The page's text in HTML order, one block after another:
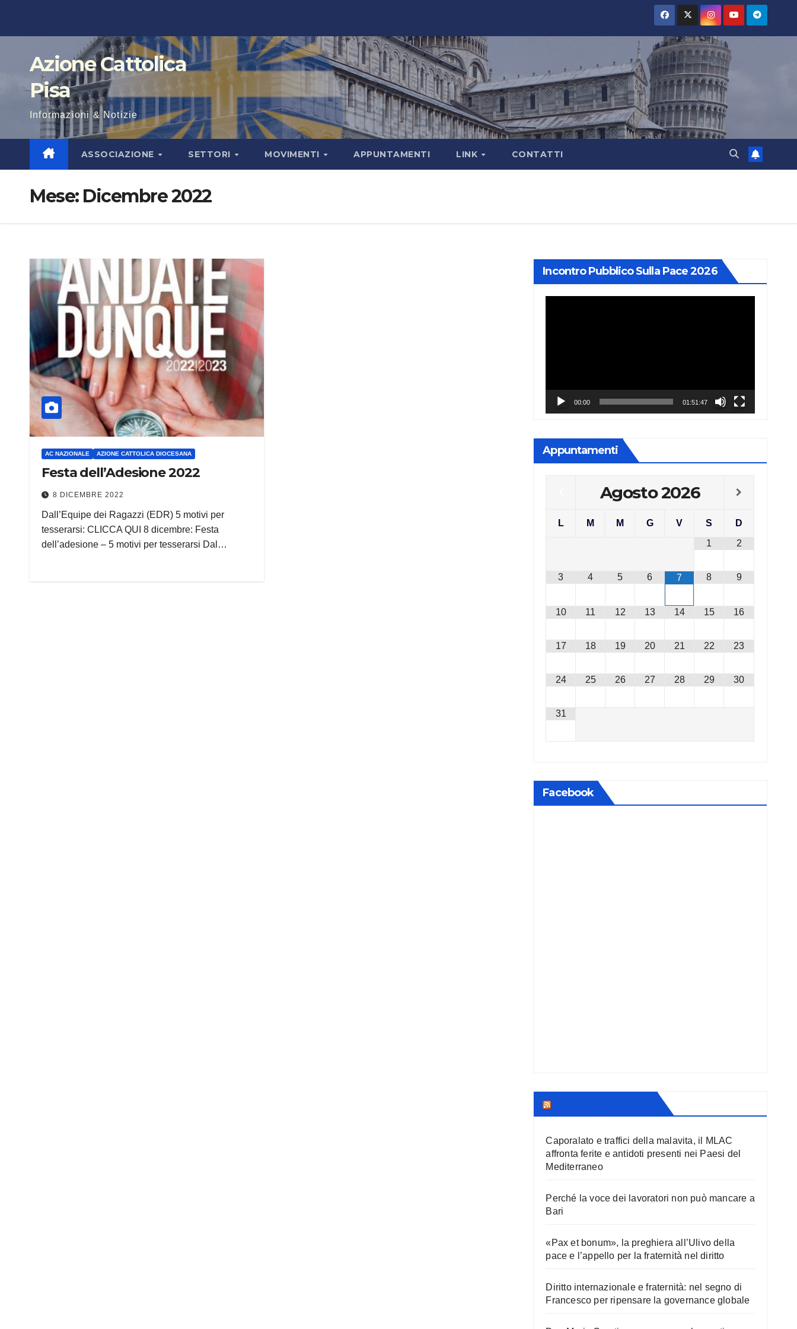
Azione Cattolica
Pisa
Informazioni & Notizie
ASSOCIAZIONE SETTORI MOVIMENTI APPUNTAMENTI LINK CONTATTI
Mese: Dicembre 2022
AC NAZIONALE AZIONE CATTOLICA DIOCESANA
Festa dell’Adesione 2022
8 DICEMBRE 2022
Dall’Equipe dei Ragazzi (EDR) 5 motivi per
tesserarsi: CLICCA QUI 8 dicembre: Festa
dell’adesione – 5 motivi per tesserarsi Dal…
Incontro Pubblico Sulla Pace 2026
00:00 01:51:47
Appuntamenti
Agosto 2026
L M M G V S
D
1
2
3 4 5 6 7 8 9
10 11 12 13 14 15 16
17 18 19 20 21 22 23
24 25 26 27 28 29 30
31
Facebook
Caporalato e traffici della malavita, il MLAC
affronta ferite e antidoti presenti nei Paesi del
Mediterraneo
Perché la voce dei lavoratori non può mancare a
Bari
«Pax et bonum», la preghiera all’Ulivo della
pace e l’appello per la fraternità nel diritto
Diritto internazionale e fraternità: nel segno di
Francesco per ripensare la governance globale